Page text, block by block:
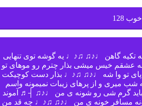
128
تكیه گاهن ♩♪♫ ♫♪♩ یه گوشه توى تنهایی
عشقم خيس میشی بذار چترم رو موهای تو
پای تو وا شه ♩♪♫ ♫♪♩ بذار دست كوچیكت
میرى و از پرهای زيبات نمیمونه واسم
باید گرم شی رو شونه ى من ♩♪♫ ┤♬ آموند
مسافر خونه ی من ♩♪♫ ♫♪♩ چه قد من